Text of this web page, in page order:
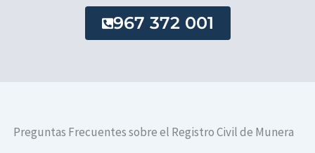
967 372 001
Preguntas Frecuentes sobre el Registro Civil de Munera